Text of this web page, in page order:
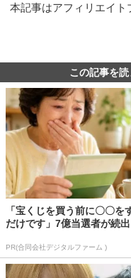
本記事はアフィリエイ
この記事を
「宝くじを買う前に〇〇を
だけです」7億当選者が続出
PR(合同会社デジタルファーム )